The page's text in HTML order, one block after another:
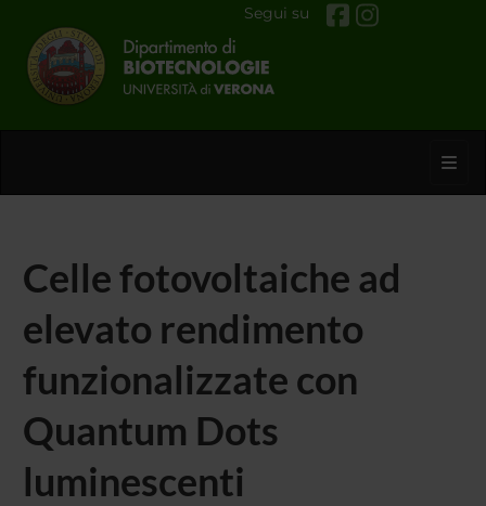
Segui su
Celle fotovoltaiche ad
elevato rendimento
funzionalizzate con
Quantum Dots
luminescenti